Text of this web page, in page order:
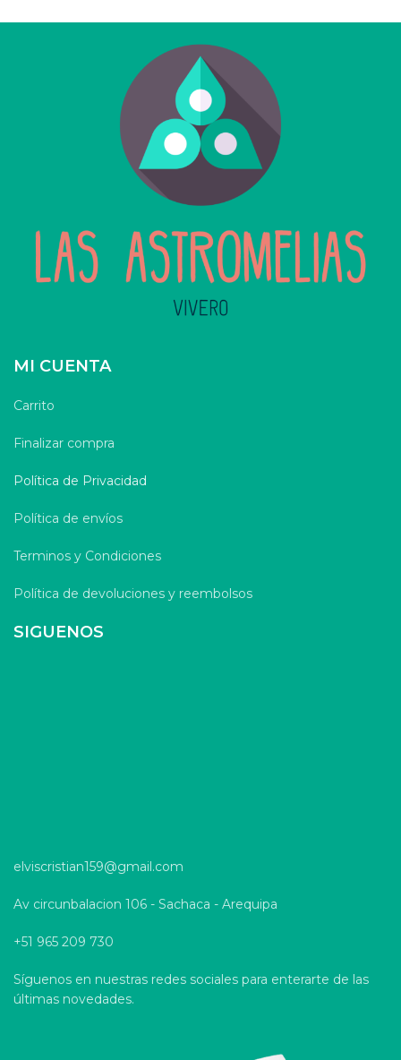
MI CUENTA
Carrito
Finalizar compra
Política de Privacidad
Política de envíos
Terminos y Condiciones
Política de devoluciones y reembolsos
SIGUENOS
elviscristian159@gmail.com
Av circunbalacion 106 - Sachaca - Arequipa
+51 965 209 730
Síguenos en nuestras redes sociales para enterarte de las
últimas novedades.